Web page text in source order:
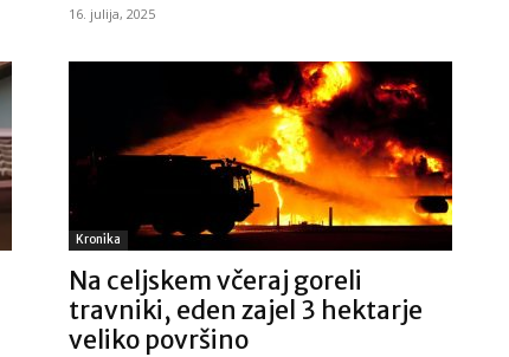
16. julija, 2025
Kronika
Na celjskem včeraj goreli
travniki, eden zajel 3 hektarje
veliko površino